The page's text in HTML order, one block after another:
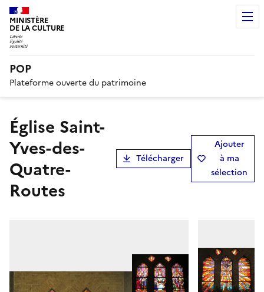
MINISTÈRE
DE LA CULTURE
POP
Plateforme ouverte du patrimoine
Église Saint-
Yves-des-
Quatre-
Routes
Télécharger
Ajouter
à ma
sélection